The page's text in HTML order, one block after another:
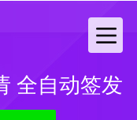
全自动签发